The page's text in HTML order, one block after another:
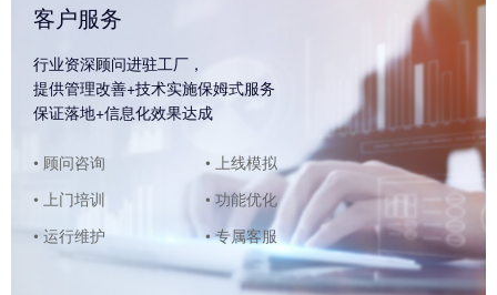
客户服务
行业资深顾问进驻工厂，
提供管理改善+技术实施保姆式服务
保证落地+信息化效果达成
• 顾问咨询
• 上线模拟
• 上门培训
• 功能优化
• 运行维护
• 专属客服